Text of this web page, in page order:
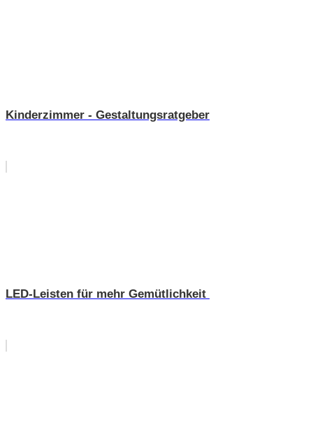
Kinderzimmer - Gestaltungsratgeber
LED-Leisten für mehr Gemütlichkeit